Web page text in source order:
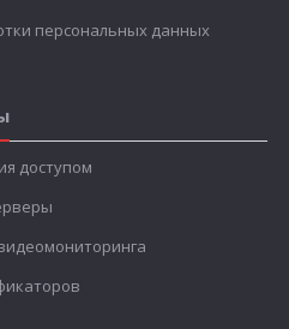
персональных данных
доступом